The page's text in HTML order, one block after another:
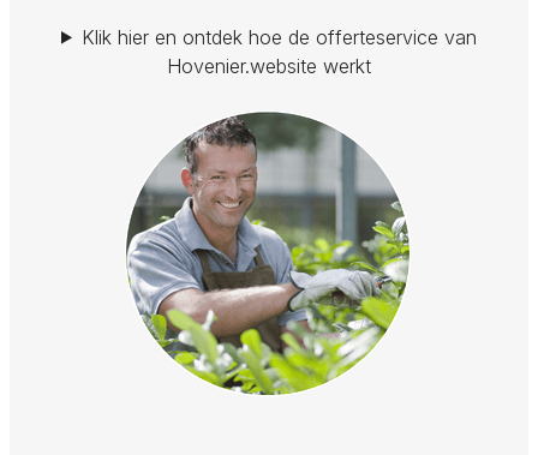
Klik hier en ontdek hoe de offerteservice van
Hovenier.website werkt